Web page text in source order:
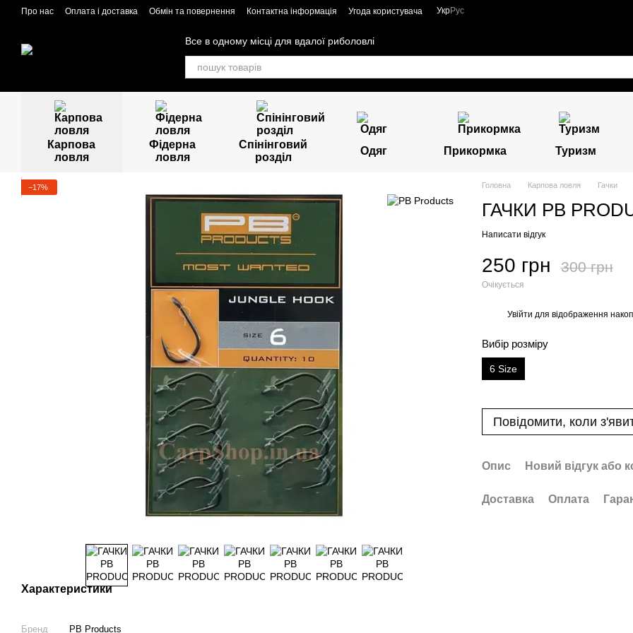
Перейти до основного контенту
Про нас Оплата і доставка Обмін та повернення Контактна інформація Угода користувача УкрРус
Все в одному місці для вдалої риболовлі
Карпова
ловля
Фідерна
ловля
Спінінговий
розділ
Одяг Прикормка Туризм
−17%
Характеристики
Бренд PB Products
Головна Карпова ловля Гачки
ГАЧКИ PB
Написати відгук
250 грн 300 грн
Очікується
Увійти для відображення
Вибір розміру
6 Size
Повідомити, коли
Опис Новий відгук або
Доставка Оплата